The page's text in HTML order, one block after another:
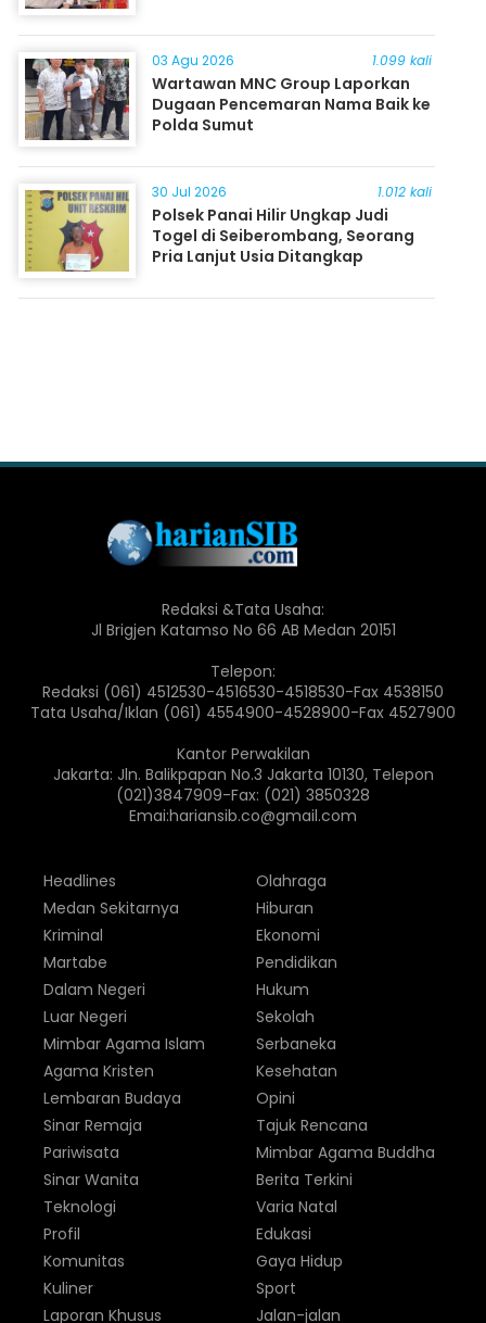
03 Agu 2026 1.099 kali
Wartawan MNC Group Laporkan
Dugaan Pencemaran Nama Baik ke
Polda Sumut
30 Jul 2026 1.012 kali
Polsek Panai Hilir Ungkap Judi
Togel di Seiberombang, Seorang
Pria Lanjut Usia Ditangkap
Redaksi &Tata Usaha:
Jl Brigjen Katamso No 66 AB Medan 20151
Telepon:
Redaksi (061) 4512530-4516530-4518530-Fax 4538150
Tata Usaha/Iklan (061) 4554900-4528900-Fax 4527900
Kantor Perwakilan
Jakarta: Jln. Balikpapan No.3 Jakarta 10130, Telepon
(021)3847909-Fax: (021) 3850328
Emai:hariansib.co@gmail.com
Headlines
Medan Sekitarnya
Kriminal
Martabe
Dalam Negeri
Luar Negeri
Olahraga
Hiburan
Ekonomi
Pendidikan
Hukum
Sekolah
Mimbar Agama Islam
Agama Kristen
Lembaran Budaya
Sinar Remaja
Pariwisata
Sinar Wanita
Serbaneka
Kesehatan
Opini
Tajuk Rencana
Mimbar Agama Buddha
Berita Terkini
Teknologi
Profil
Komunitas
Kuliner
Laporan Khusus
Varia Natal
Edukasi
Gaya Hidup
Sport
Jalan-jalan